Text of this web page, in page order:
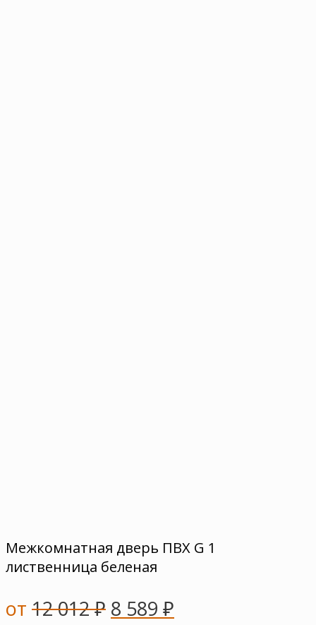
Межкомнатная дверь ПВХ G 1
лиственница беленая
от 12 012₽ 8 589 ₽